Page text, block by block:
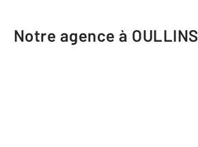
Notre agence à OULLINS